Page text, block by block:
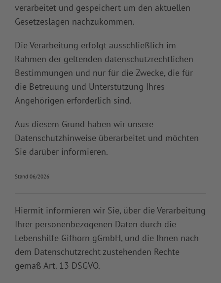
verarbeitet und gespeichert um den aktuellen
Gesetzeslagen nachzukommen.
Die Verarbeitung erfolgt ausschließlich im
Rahmen der geltenden datenschutzrechtlichen
Bestimmungen und nur für die Zwecke, die für
die Betreuung und Unterstützung Ihres
Angehörigen erforderlich sind.
Aus diesem Grund haben wir unsere
Datenschutzhinweise überarbeitet und möchten
Sie darüber informieren.
Stand 06/2026
Hiermit informieren wir Sie, über die Verarbeitung
Ihrer personenbezogenen Daten durch die
Lebenshilfe Gifhorn gGmbH, und die Ihnen nach
dem Datenschutzrecht zustehenden Rechte
gemäß Art. 13 DSGVO.